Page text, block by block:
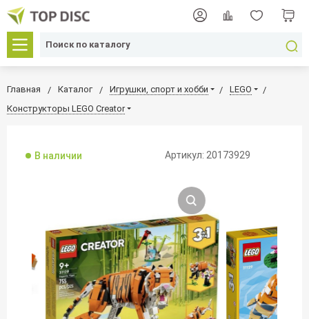
Главная Каталог Игрушки, спорт и хобби
LEGO
Конструкторы LEGO Creator
В наличии Артикул: 20173929